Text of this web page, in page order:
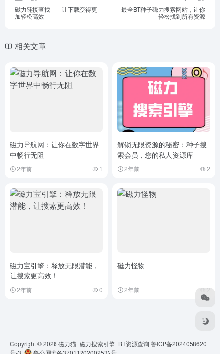
磁力链接查找——让下载变得更
加轻松高效
最全BT种子磁力搜索网站，让你
轻松找到所有资源
相关文章
磁力导航网：让你在数字世界
中畅行无阻
2年前 1
解锁无限资源的秘密：种子搜
索会员，您的私人资源库
2年前 2
磁力宝引擎：释放无限潜能，
让搜索更高效！
2年前 0
磁力怪物
2年前 2
Copyright © 2026 磁力猫_磁力搜索引擎_BT资源查询 鲁ICP备2024058620